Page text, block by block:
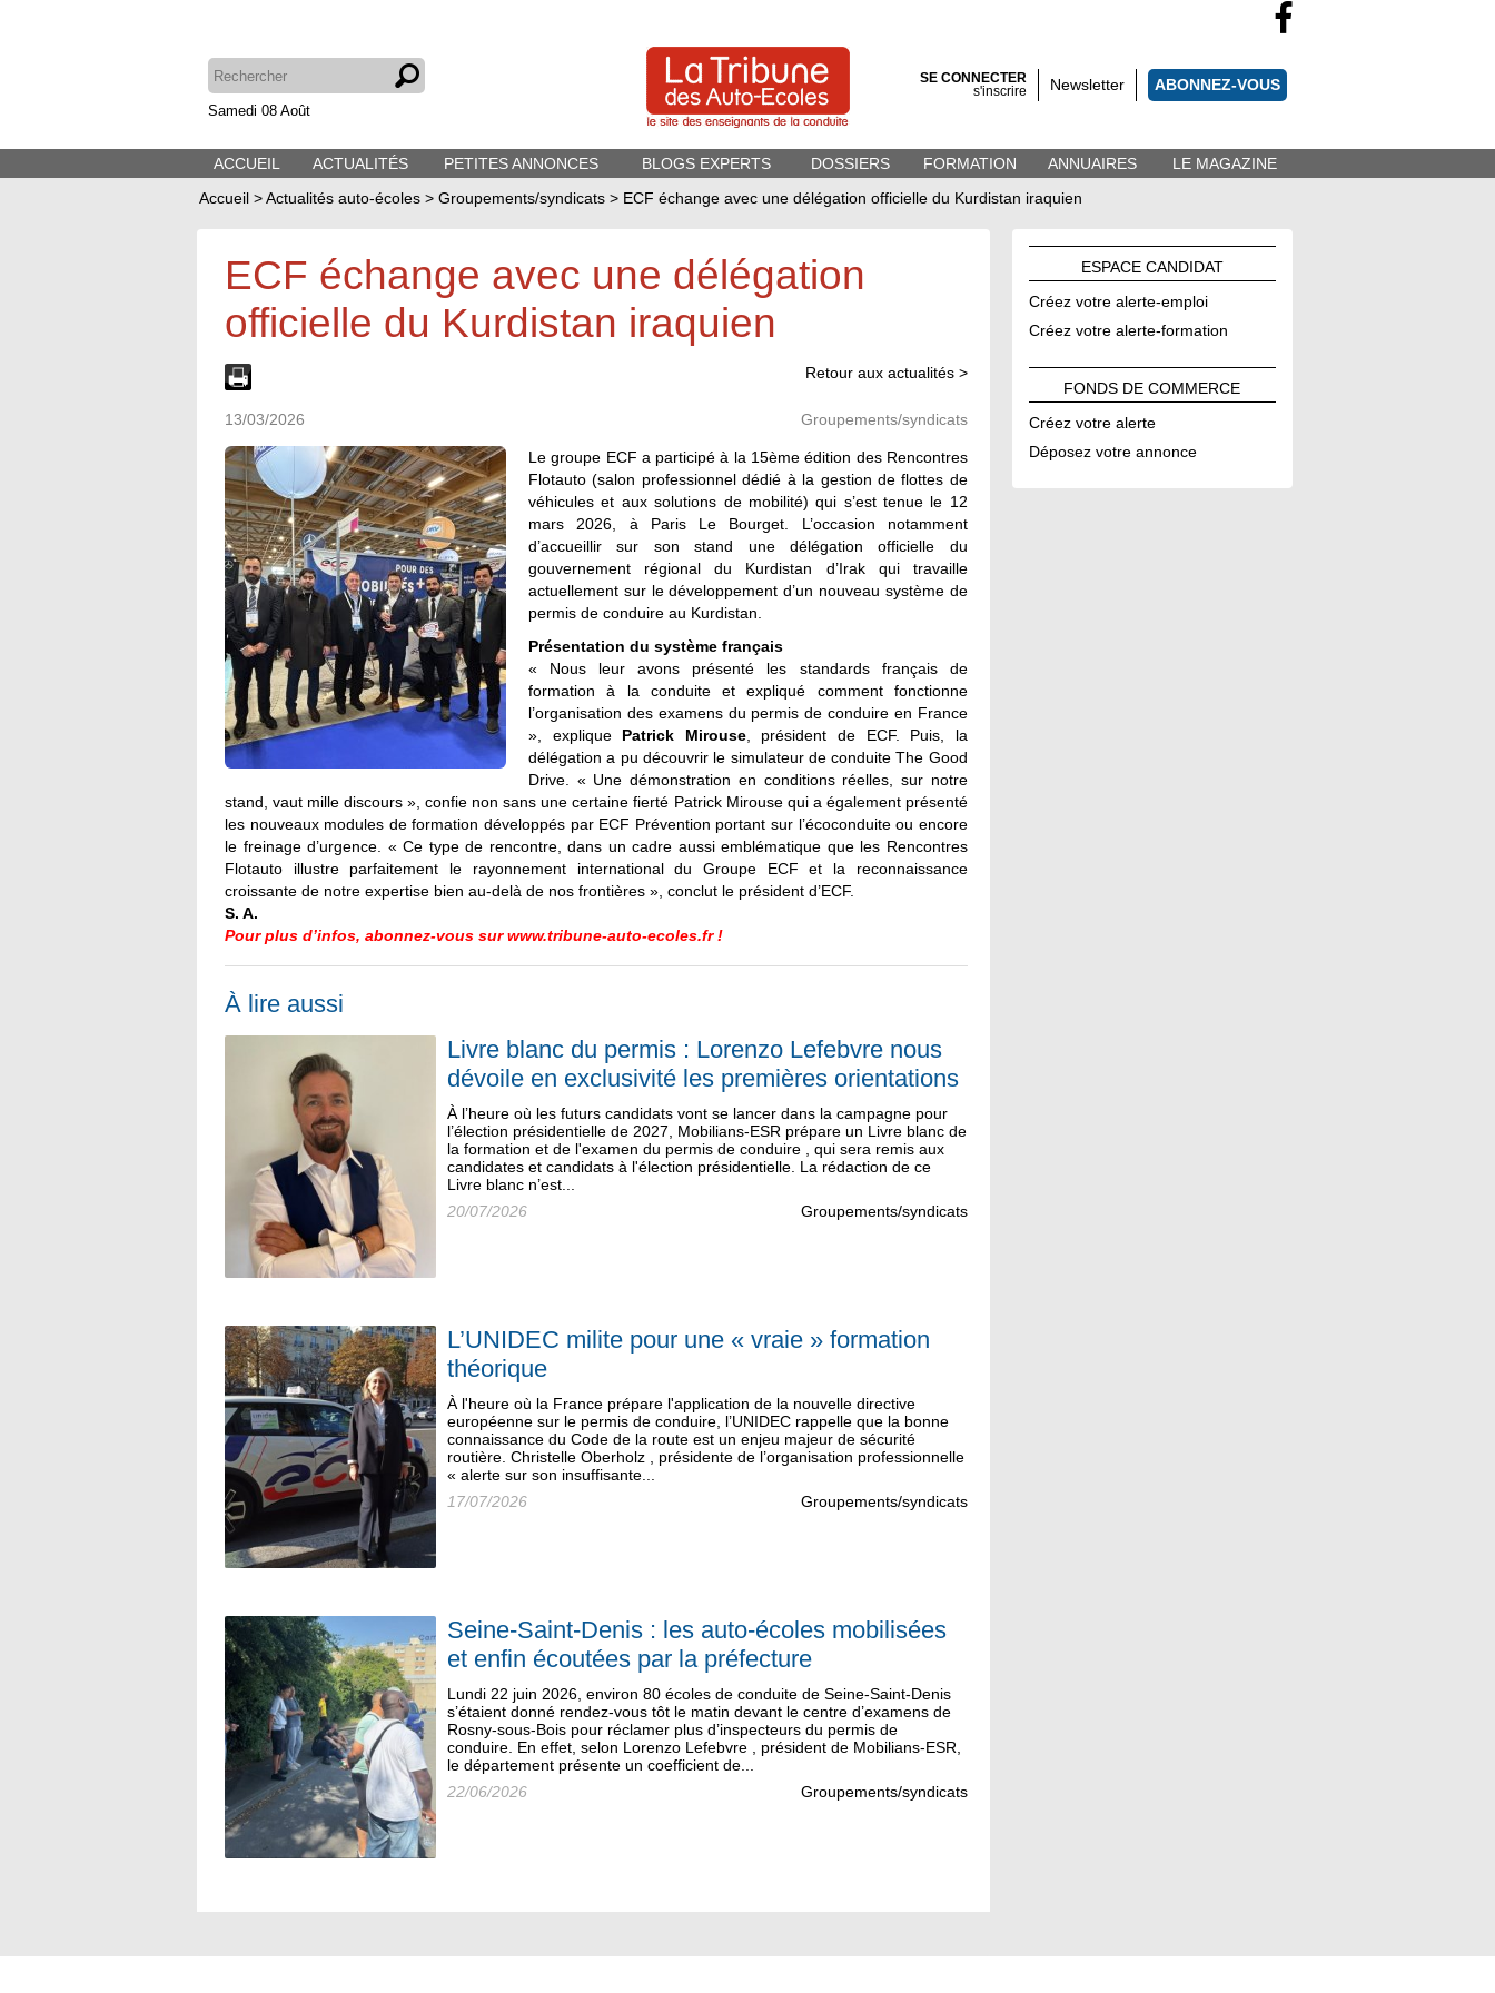
Samedi 08 Août
SE CONNECTER
s'inscrire
Newsletter ABONNEZ-VOUS
ACCUEIL ACTUALITÉS PETITES ANNONCES BLOGS EXPERTS DOSSIERS FORMATION ANNUAIRES
LE MAGAZINE
Accueil >Actualités auto-écoles > Groupements/syndicats > ECF échange avec une délégation officielle du Kurdistan iraquien
ESPACE CANDIDAT
Créez votre alerte-emploi
Créez votre alerte-formation
FONDS DECOMMERCE
Créez votre alerte
Déposez votre annonce
ECF échange avec une délégation
officielle du Kurdistan iraquien
Retour aux actualités >
13/03/2026 Groupements/syndicats
Le groupe ECF a participé à la 15ème édition des Rencontres
Flotauto (salon professionnel dédié à la gestion de flottes de
véhicules et aux solutions de mobilité) qui s’est tenue le 12
mars 2026, à Paris Le Bourget. L’occasion notamment
d’accueillir sur son stand une délégation officielle du
gouvernement régional du Kurdistan d’Irak qui travaille
actuellement sur le développement d’un nouveau système de
permis de conduire au Kurdistan.
Présentation du système français
« Nous leur avons présenté les standards français de
formation à la conduite et expliqué comment fonctionne
l’organisation des examens du permis de conduire en France
», explique Patrick Mirouse, président de ECF. Puis, la
délégation a pu découvrir le simulateur de conduite The Good
Drive. « Une démonstration en conditions réelles, sur notre
stand, vaut mille discours », confie non sans une certaine fierté Patrick Mirouse qui a également présenté
les nouveaux modules de formation développés par ECF Prévention portant sur l’écoconduite ou encore
le freinage d’urgence. « Ce type de rencontre, dans un cadre aussi emblématique que les Rencontres
Flotauto illustre parfaitement le rayonnement international du Groupe ECF et la reconnaissance
croissante de notre expertise bien au-delà de nos frontières », conclut le président d’ECF.
S. A.
Pour plus d’infos, abonnez-vous sur www.tribune-auto-ecoles.fr !
À lire aussi
Livre blanc du permis : Lorenzo Lefebvre nous
dévoile en exclusivité les premières orientations
À l’heure où les futurs candidats vont se lancer dans la campagne pour
l’élection présidentielle de 2027, Mobilians-ESR prépare un Livre blanc de
la formation et de l'examen du permis de conduire , qui sera remis aux
candidates et candidats à l'élection présidentielle. La rédaction de ce
Livre blanc n’est...
20/07/2026
Groupements/syndicats
L’UNIDEC milite pour une « vraie » formation
théorique
À l'heure où la France prépare l'application de la nouvelle directive
européenne sur le permis de conduire, l’UNIDEC rappelle que la bonne
connaissance du Code de la route est un enjeu majeur de sécurité
routière. Christelle Oberholz , présidente de l’organisation professionnelle
« alerte sur son insuffisante...
17/07/2026
Groupements/syndicats
Seine-Saint-Denis : les auto-écoles mobilisées
et enfin écoutées par la préfecture
Lundi 22 juin 2026, environ 80 écoles de conduite de Seine-Saint-Denis
s’étaient donné rendez-vous tôt le matin devant le centre d’examens de
Rosny-sous-Bois pour réclamer plus d’inspecteurs du permis de
conduire. En effet, selon Lorenzo Lefebvre , président de Mobilians-ESR,
le département présente un coefficient de...
22/06/2026
Groupements/syndicats